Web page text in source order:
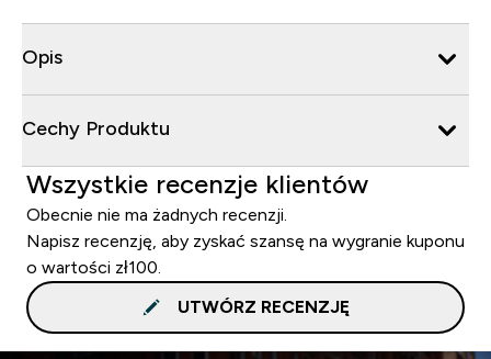
Opis
Cechy Produktu
Wszystkie recenzje klientów
Obecnie nie ma żadnych recenzji.
Napisz recenzję, aby zyskać szansę na wygranie kuponu
o wartości zł100.
UTWÓRZ RECENZJĘ